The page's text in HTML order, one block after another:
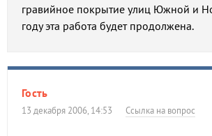
гравийное покрытие улиц Южной и
году эта работа будет продолжена.
Гость
13 декабря 2006, 14:53 Ссылка на вопрос